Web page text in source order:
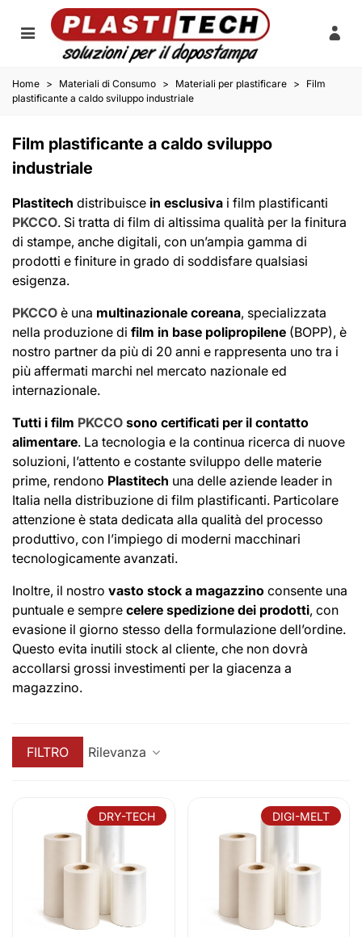
Home > Materiali di Consumo > Materiali per plastificare >
Film
plastificante a caldo sviluppo industriale
Film plastificante a caldo sviluppo
industriale
Plastitech distribuisce in esclusiva i film plastificanti
PKCCO. Si tratta di film di altissima qualità per la finitura
di stampe, anche digitali, con un’ampia gamma di
prodotti e finiture in grado di soddisfare qualsiasi
esigenza.
PKCCO è una multinazionale coreana, specializzata
nella produzione di film in base polipropilene (BOPP), è
nostro partner da più di 20 anni e rappresenta uno tra i
più affermati marchi nel mercato nazionale ed
internazionale.
Tutti i film PKCCO sono certificati per il contatto
alimentare. La tecnologia e la continua ricerca di nuove
soluzioni, l’attento e costante sviluppo delle materie
prime, rendono Plastitech una delle aziende leader in
Italia nella distribuzione di film plastificanti. Particolare
attenzione è stata dedicata alla qualità del processo
produttivo, con l’impiego di moderni macchinari
tecnologicamente avanzati.
Inoltre, il nostro vasto stock a magazzino consente una
puntuale e sempre celere spedizione dei prodotti, con
evasione il giorno stesso della formulazione dell’ordine.
Questo evita inutili stock al cliente, che non dovrà
accollarsi grossi investimenti per la giacenza a
magazzino.
FILTRO Rilevanza
DRY-TECH DIGI-MELT